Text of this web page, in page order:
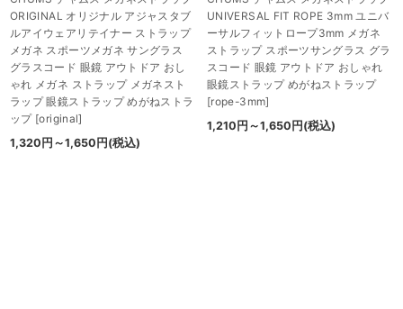
ORIGINAL オリジナル アジャスタブ
ルアイウェアリテイナー ストラップ
メガネ スポーツメガネ サングラス
グラスコード 眼鏡 アウトドア おし
ゃれ メガネ ストラップ メガネスト
ラップ 眼鏡ストラップ めがねストラ
ップ [original]
1,320 円 ～1,650 円 (税込)
UNIVERSAL FIT ROPE 3mm ユニバ
ーサルフィットロープ3mm メガネ
ストラップ スポーツサングラス グラ
スコード 眼鏡 アウトドア おしゃれ
眼鏡ストラップ めがねストラップ
[rope-3mm]
1,210 円 ～1,650 円 (税込)